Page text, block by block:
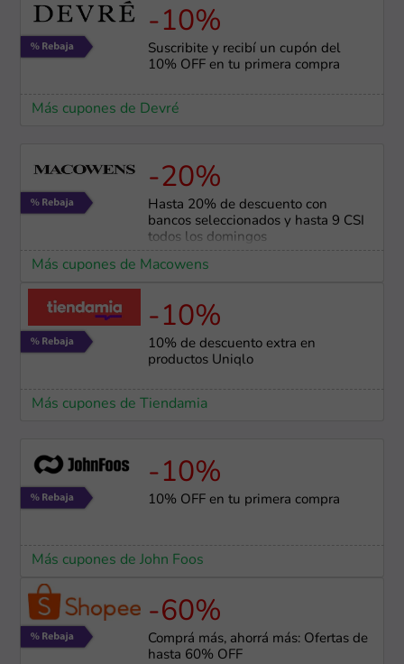
-10%
Suscribite y recibí un cupón del
10% OFF en tu primera compra
Más cupones de Devré
-20%
Hasta 20% de descuento con
bancos seleccionados y hasta 9 CSI
todos los domingos
Más cupones de Macowens
-10%
10% de descuento extra en
productos Uniqlo
Más cupones de Tiendamia
-10%
10% OFF en tu primera compra
Más cupones de John Foos
-60%
Comprá más, ahorrá más: Ofertas de
hasta 60% OFF